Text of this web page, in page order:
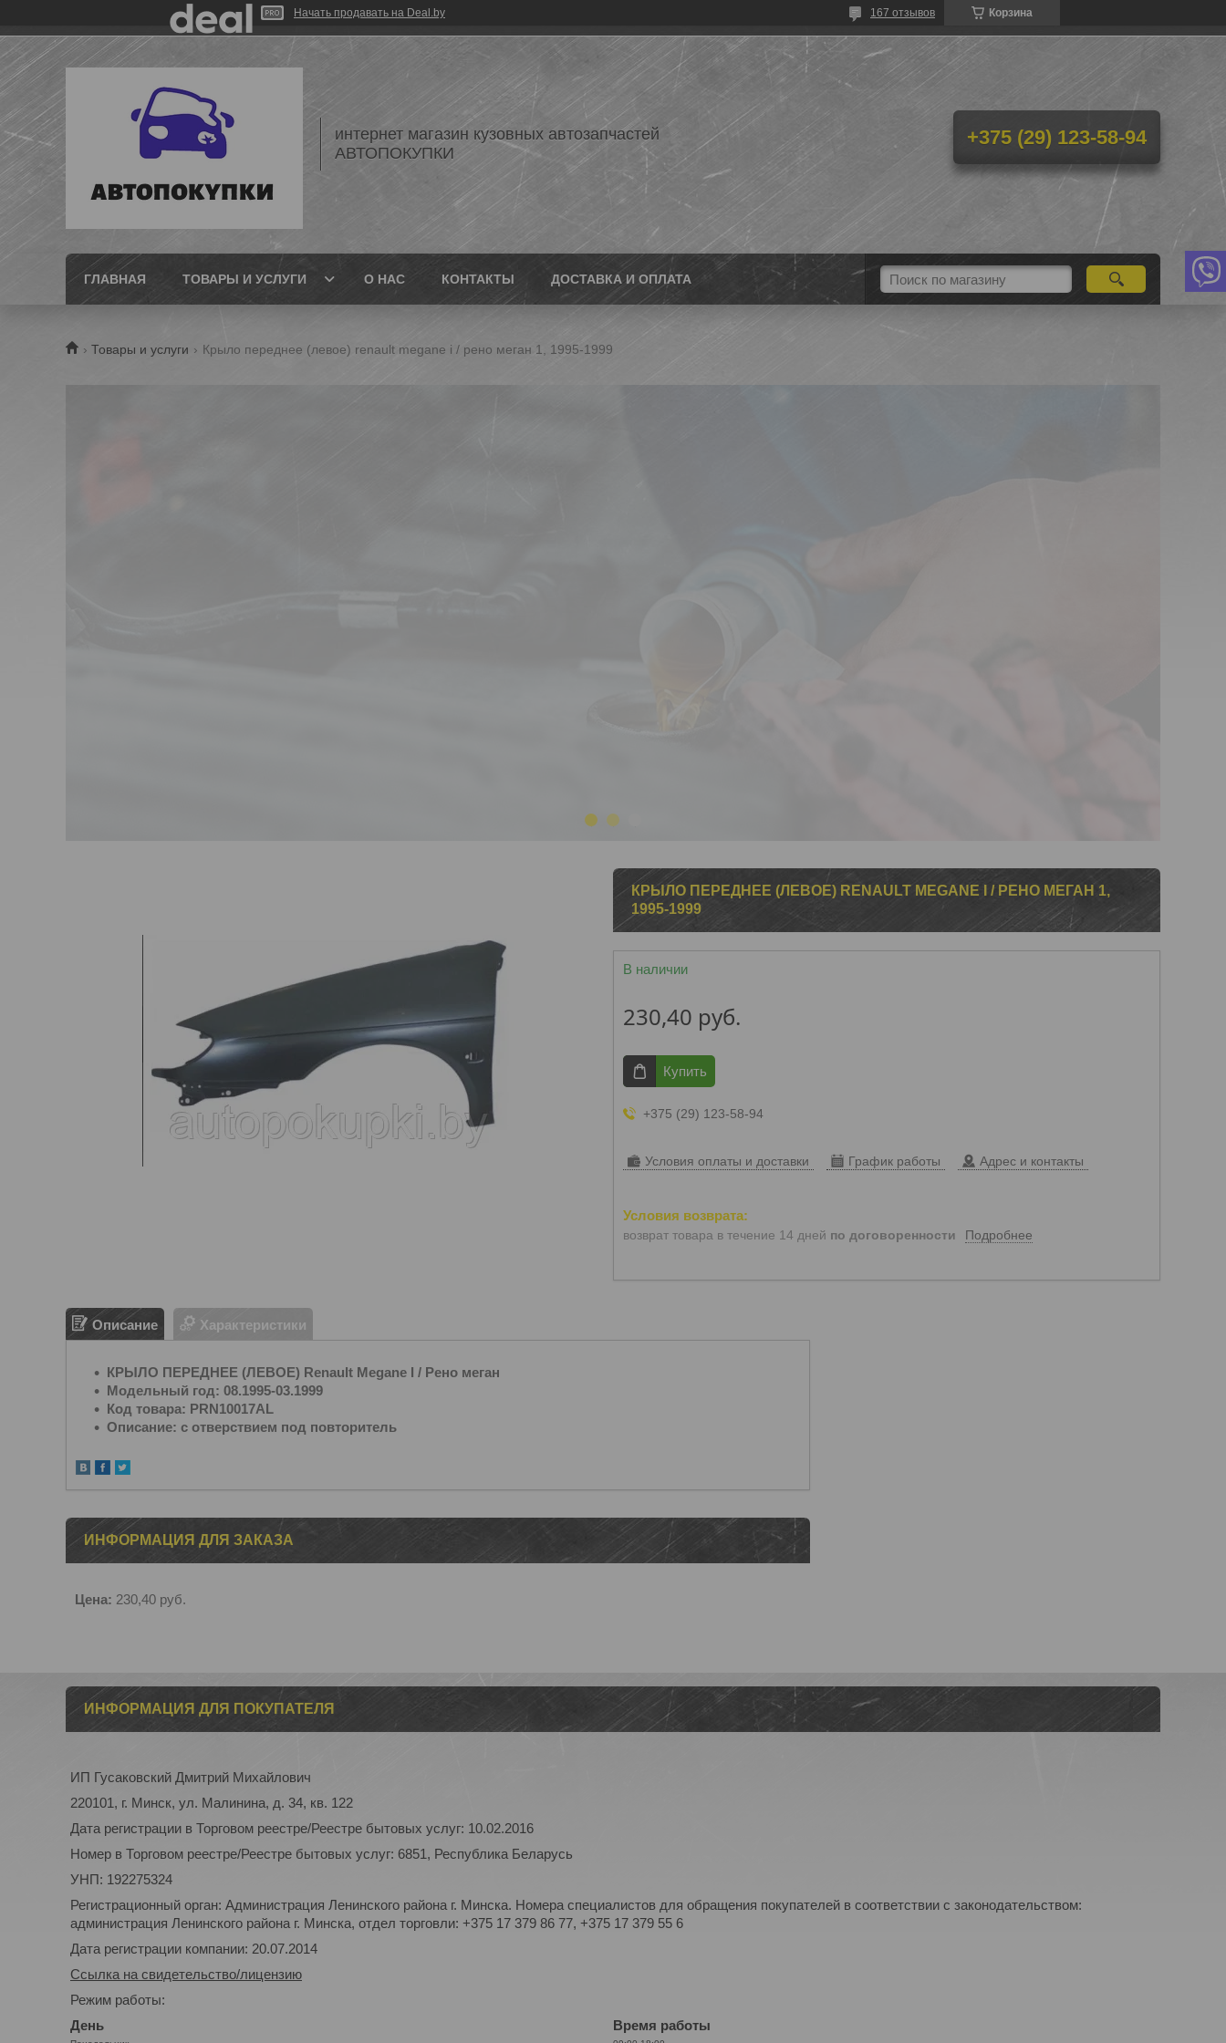
Начать продавать на Deal.by Корзина
167 отзывов
интернет магазин кузовных автозапчастей
АВТОПОКУПКИ
+375 (29) 123-58-94
ГЛАВНАЯ ТОВАРЫ И УСЛУГИ О НАС КОНТАКТЫ ДОСТАВКА И ОПЛАТА
Товары и услуги Крыло переднее (левое) renault megane i / рено меган 1, 1995-1999
КРЫЛО ПЕРЕДНЕЕ (ЛЕВОЕ) RENAULT MEGANE I / РЕНО МЕГАН 1,
1995-1999
В наличии
230,40 руб.
Купить
+375 (29) 123-58-94
Условия оплаты и доставки График работы Адрес и контакты
возврат товара в течение 14 дней по договоренности Подробнее
Описание Характеристики
КРЫЛО ПЕРЕДНЕЕ (ЛЕВОЕ) Renault Megane I / Рено меган
Модельный год: 08.1995-03.1999
Код товара: PRN10017AL
Описание: с отверствием под повторитель
ИНФОРМАЦИЯ ДЛЯ ЗАКАЗА
Цена: 230,40 руб.
ИНФОРМАЦИЯ ДЛЯ ПОКУПАТЕЛЯ
ИП Гусаковский Дмитрий Михайлович
220101, г. Минск, ул. Малинина, д. 34, кв. 122
Дата регистрации в Торговом реестре/Реестре бытовых услуг: 10.02.2016
Номер в Торговом реестре/Реестре бытовых услуг: 6851, Республика Беларусь
УНП: 192275324
Регистрационный орган: Администрация Ленинского района г. Минска. Номера специалистов для обращения покупателей в соответствии с законодательством:
администрация Ленинского района г. Минска, отдел торговли: +375 17 379 86 77, +375 17 379 55 6
Дата регистрации компании: 20.07.2014
Ссылка на свидетельство/лицензию
Режим работы:
День
Время работы